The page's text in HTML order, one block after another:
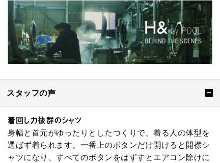
スタッフの声
着回し力抜群のシャツ
身幅と首元がゆったりとしたつくりで、着る人の体型を
選ばず着られます。一番上のボタンだけ開けると開襟シ
ャツになり、すべてのボタンをはずすとエアコン除けに